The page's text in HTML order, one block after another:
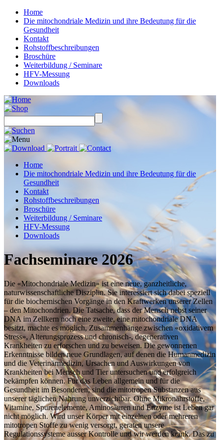
Home
Die mitochondriale Medizin und ihre Bedeutung für die
Gesundheit
Kontakt
Rohstoffbeschreibungen
Broschüre
Weiterbildung / Seminare
HFV-Messung
Downloads
Home
Die mitochondriale Medizin und ihre Bedeutung für die
Gesundheit
Kontakt
Rohstoffbeschreibungen
Broschüre
Weiterbildung / Seminare
HFV-Messung
Downloads
Fachseminare 2026
Die «Mitochondriale Medizin» ist eine neue, ganzheitliche,
naturwissenschaftliche Disziplin. Sie interessiert sich dabei speziell
für die biochemischen Vorgänge in den Kraftwerken unserer Zellen
– den Mitochondrien. Die Tatsache, dass der Mensch nebst seiner
DNA im Zellkern noch eine zweite, eine mitochondriale DNA
besitzt, machte es möglich, Zusammenhänge zwischen «oxidativem
Stress», Alterungsprozess und chronisch-, degenerativen
Krankheiten zu erforschen und zu beweisen. Die gewonnenen
Erkenntnisse bilden neue Grundlagen, auf denen die Humanmedizin
und die Veterinärmedizin, Ursachen und Auswirkungen von
Krankheiten bei Mensch und Tier untersuchen und erfolgreich
bekämpfen können. Für das Leben allgemein und für die
Gesundheit im Besonderen, sind die mitotropen Substanzen aus
unserer täglichen Nahrung unverzichtbar. Ohne Mikronährstoffe,
Vitamine, Spurenelemente, Aminosäuren und Enzyme ist Leben gar
nicht möglich. Wird unser Körper mit einzelnen oder mehreren
mitotropen Stoffe zu wenig versorgt, geraten unsere
Regulationssysteme ausser Kontrolle und wir werden krank. Das zu